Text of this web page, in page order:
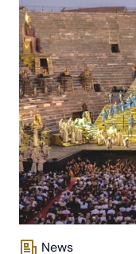
News